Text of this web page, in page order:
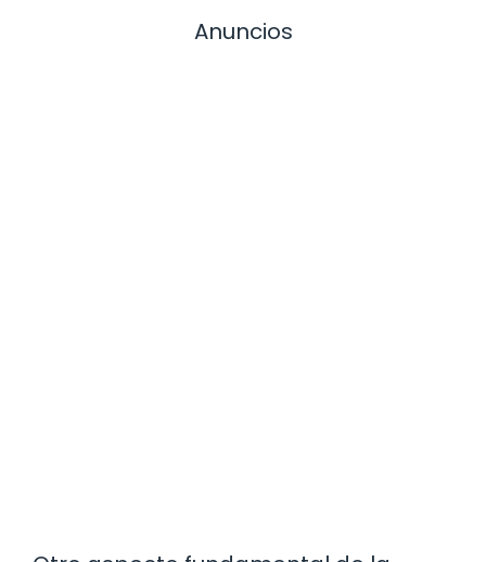
Anuncios